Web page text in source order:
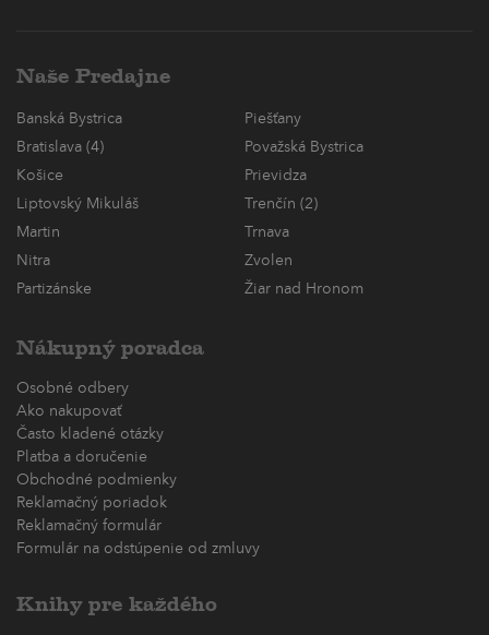
Naše Predajne
Banská Bystrica
Piešťany
Bratislava (4)
Považská Bystrica
Košice
Prievidza
Liptovský Mikuláš
Trenčín (2)
Martin
Trnava
Nitra
Zvolen
Partizánske
Žiar nad Hronom
Nákupný poradca
Osobné odbery
Ako nakupovať
Často kladené otázky
Platba a doručenie
Obchodné podmienky
Reklamačný poriadok
Reklamačný formulár
Formulár na odstúpenie od zmluvy
Knihy pre každého